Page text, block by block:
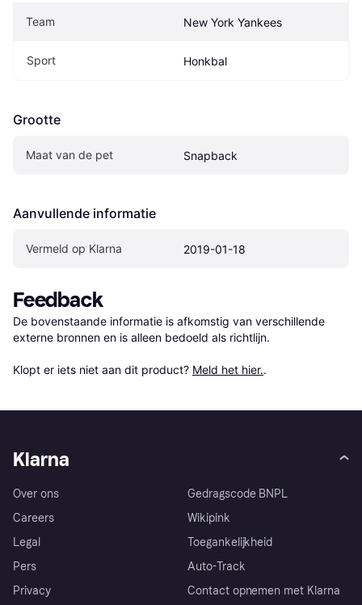
Team New York Yankees
Sport Honkbal
Grootte
Maat van de pet Snapback
Aanvullende informatie
Vermeld op Klarna 2019-01-18
Feedback
De bovenstaande informatie is afkomstig van verschillende
externe bronnen en is alleen bedoeld als richtlijn.
Klopt er iets niet aan dit product? Meld het hier..
Klarna
Over ons
Careers
Legal
Pers
Privacy
Gedragscode BNPL
Wikipink
Toegankelijkheid
Auto-Track
Contact opnemen met Klarna